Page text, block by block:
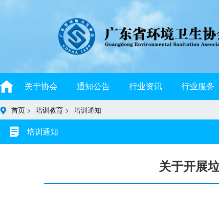
关于协会 通知公告 行业资讯 行业服务
首页 > 培训教育 > 培训通知
培训通知
关于开展